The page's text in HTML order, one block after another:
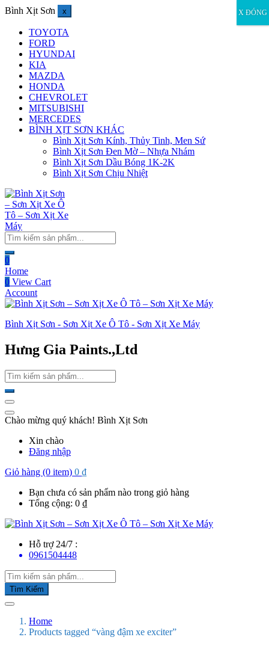
Bình Xịt Sơn x
TOYOTA
FORD
HYUNDAI
KIA
MAZDA
HONDA
CHEVROLET
MITSUBISHI
MERCEDES
BÌNH XỊT SƠN KHÁC
Bình Xịt Sơn Kính, Thủy Tinh, Men Sứ
Bình Xịt Sơn Đen Mờ – Nhựa Nhám
Bình Xịt Sơn Dầu Bóng 1K-2K
Bình Xịt Sơn Chịu Nhiệt
0
Home
0 View Cart
Account
Bình Xịt Sơn - Sơn Xịt Xe Ô Tô - Sơn Xịt Xe Máy
Hưng Gia Paints.,Ltd
Chào mừng quý khách! Bình Xịt Sơn
Xin chào
Đăng nhập
Giỏ hàng (0 item) 0 ₫
Bạn chưa có sản phẩm nào trong giỏ hàng
Tổng cộng: 0 ₫
Hỗ trợ 24/7 :
0961504448
Tìm Kiếm
Home
Products tagged “vàng đậm xe exciter”
X ĐÓNG